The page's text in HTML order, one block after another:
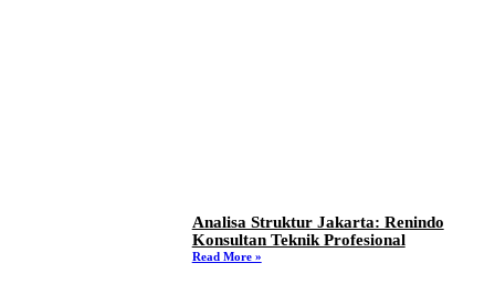
Analisa Struktur Jakarta: Renindo
Konsultan Teknik Profesional
Read More »